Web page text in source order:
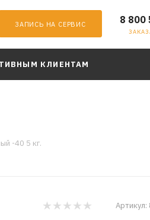
ЗАПИСЬ НА СЕРВИС 8 800
КЛИЕНТАМ
-40 5 кг.
Артикул: